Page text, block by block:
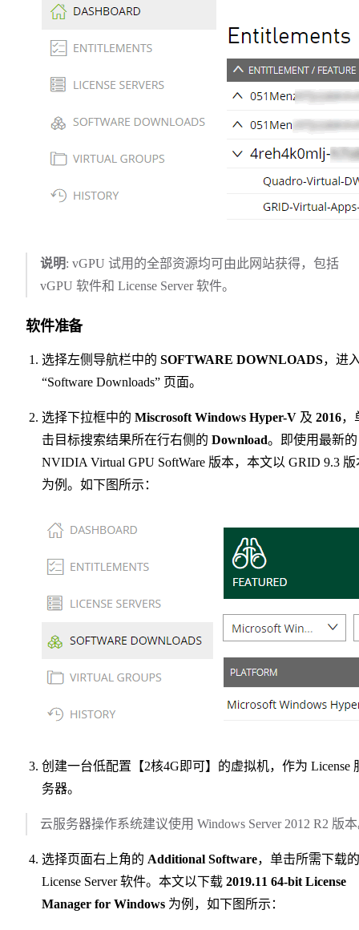
说明: vGPU 试用的全部资源均可由此网站获得，包括
vGPU 软件和 License Server 软件。
软件准备
选择左侧导航栏中的 SOFTWARE DOWNLOADS，进
“Software Downloads” 页面。
选择下拉框中的 Miscrosoft Windows Hyper-V 及 2016，
击目标搜索结果所在行右侧的 Download。即使用最新的
NVIDIA Virtual GPU SoftWare 版本，本文以 GRID 9.3 版
为例。如下图所示：
创建一台低配置【2核4G即可】的虚拟机，作为 License
务器。
云服务器操作系统建议使用 Windows Server 2012 R2 版
选择页面右上角的 Additional Software，单击所需下载的
License Server 软件。本文以下载 2019.11 64-bit License
Manager for Windows 为例，如下图所示：